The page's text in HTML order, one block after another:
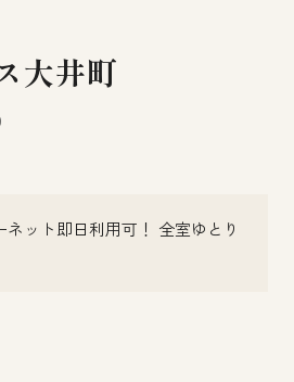
大井町
ネット即日利用可！ 全室ゆとり